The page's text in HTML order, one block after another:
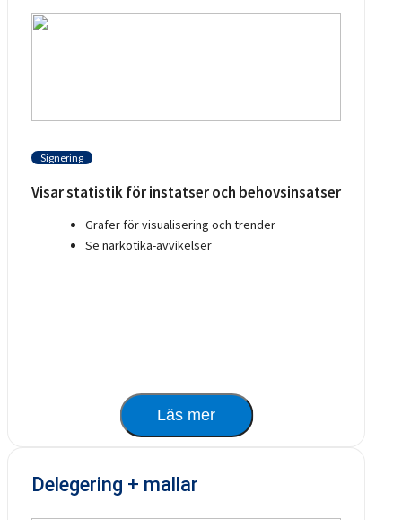
Signering
Visar statistik för instatser och behovsinsatser
Grafer för visualisering och trender
Se narkotika-avvikelser
Läs mer
Delegering + mallar